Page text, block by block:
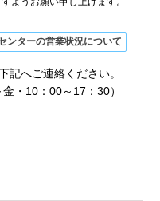
ンターの営業状況について
記へご連絡ください。
・10：00～17：30）